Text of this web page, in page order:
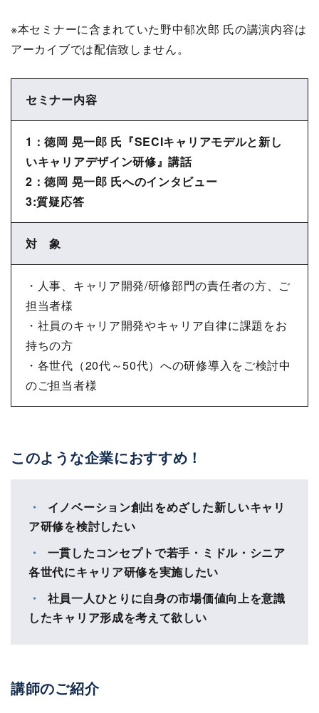
※本セミナーに含まれていた野中郁次郎 氏の講演内容は
アーカイブでは配信致しません。
セミナー内容
1：徳岡 晃一郎 氏『SECIキャリアモデルと新し
いキャリアデザイン研修』講話
2：徳岡 晃一郎 氏へのインタビュー
3:質疑応答
対 象
・人事、キャリア開発/研修部門の責任者の方、ご
担当者様
・社員のキャリア開発やキャリア自律に課題をお
持ちの方
・各世代（20代～50代）への研修導入をご検討中
のご担当者様
このような企業におすすめ！
イノベーション創出をめざした新しいキャリ
ア研修を検討したい
一貫したコンセプトで若手・ミドル・シニア
各世代にキャリア研修を実施したい
社員一人ひとりに自身の市場価値向上を意識
したキャリア形成を考えて欲しい
講師のご紹介